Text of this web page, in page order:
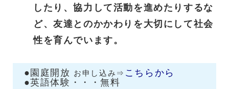
したり、協力して活動を進めたりするな
ど、友達とのかかわりを大切にして社会
性を育んでいます。
●園庭開放 お申し込み⇒ こちらから
●英語体験・・・無料